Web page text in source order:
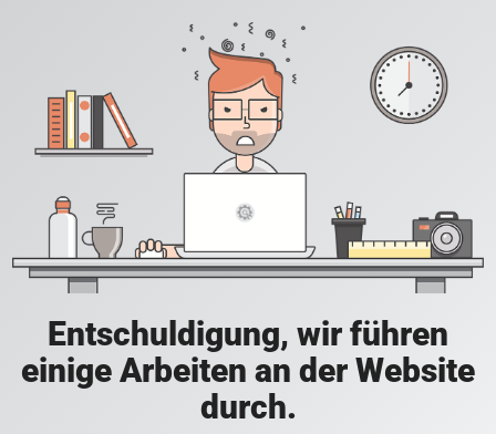
Entschuldigung, wir führen
einige Arbeiten an der Website
durch.